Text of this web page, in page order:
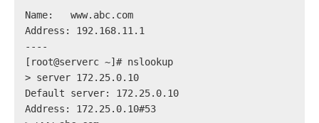
Name:	www.abc.com
Address: 192.168.11.1
----
[root@serverc ~]# nslookup
> server 172.25.0.10
Default server: 172.25.0.10
Address: 172.25.0.10#53